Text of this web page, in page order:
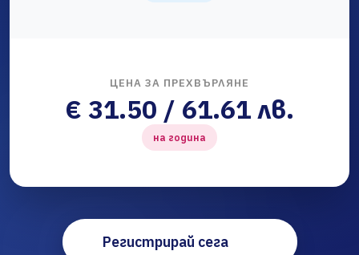
ЦЕНА ЗА ПРЕХВЪРЛЯНЕ
€ 31.50 / 61.61 лв.
на година
Регистрирай сега